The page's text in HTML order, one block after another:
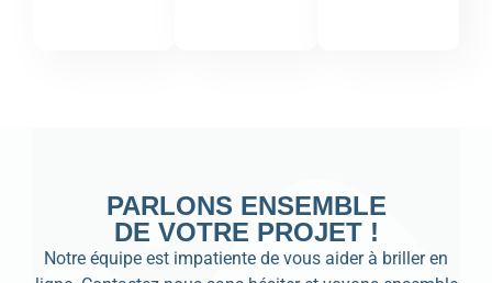
PARLONS ENSEMBLE
DE VOTRE PROJET !
Notre équipe est impatiente de vous aider à briller en